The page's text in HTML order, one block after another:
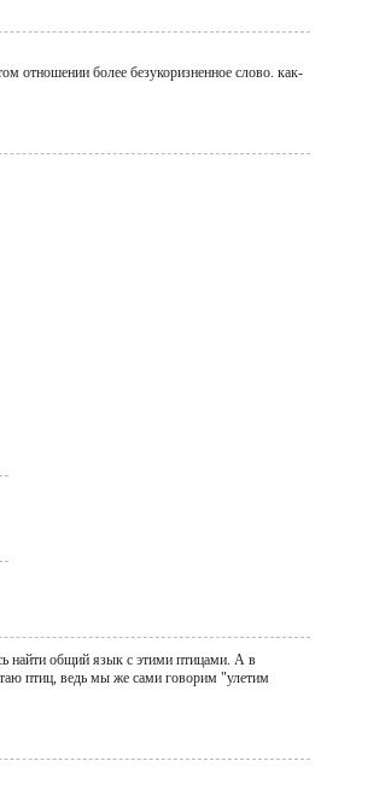
отношении более безукоризненное слово. как-
найти общий язык с этими птицами. А в
птиц, ведь мы же сами говорим "улетим